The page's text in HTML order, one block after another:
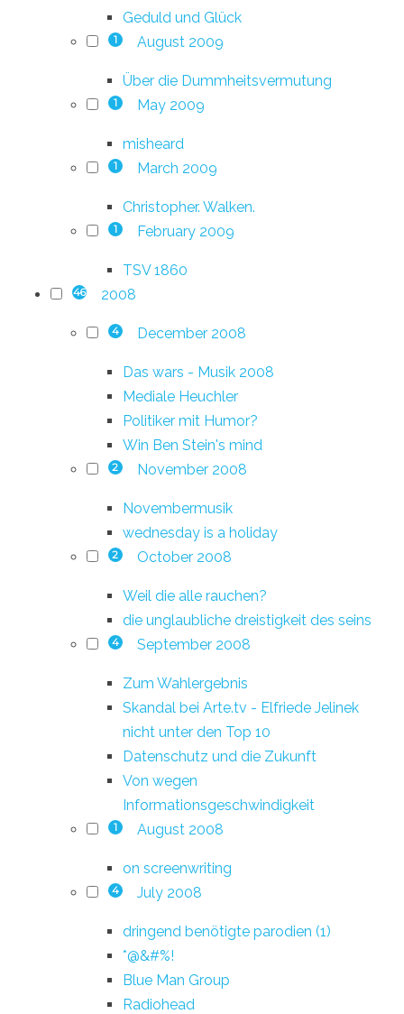
Geduld und Glück
1 August 2009
Über die Dummheitsvermutung
1 May 2009
misheard
1 March 2009
Christopher. Walken.
1 February 2009
TSV 1860
46 2008
4 December 2008
Das wars - Musik 2008
Mediale Heuchler
Politiker mit Humor?
Win Ben Stein's mind
2 November 2008
Novembermusik
wednesday is a holiday
2 October 2008
Weil die alle rauchen?
die unglaubliche dreistigkeit des seins
4 September 2008
Zum Wahlergebnis
Skandal bei Arte.tv - Elfriede Jelinek
nicht unter den Top 10
Datenschutz und die Zukunft
Von wegen
Informationsgeschwindigkeit
1 August 2008
on screenwriting
4 July 2008
dringend benötigte parodien (1)
*@&#%!
Blue Man Group
Radiohead